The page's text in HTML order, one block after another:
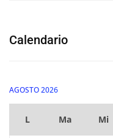
Calendario
AGOSTO 2026
L Ma Mi